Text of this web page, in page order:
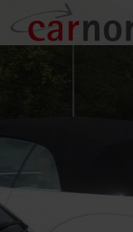
Zum
Hauptinhalt
springen